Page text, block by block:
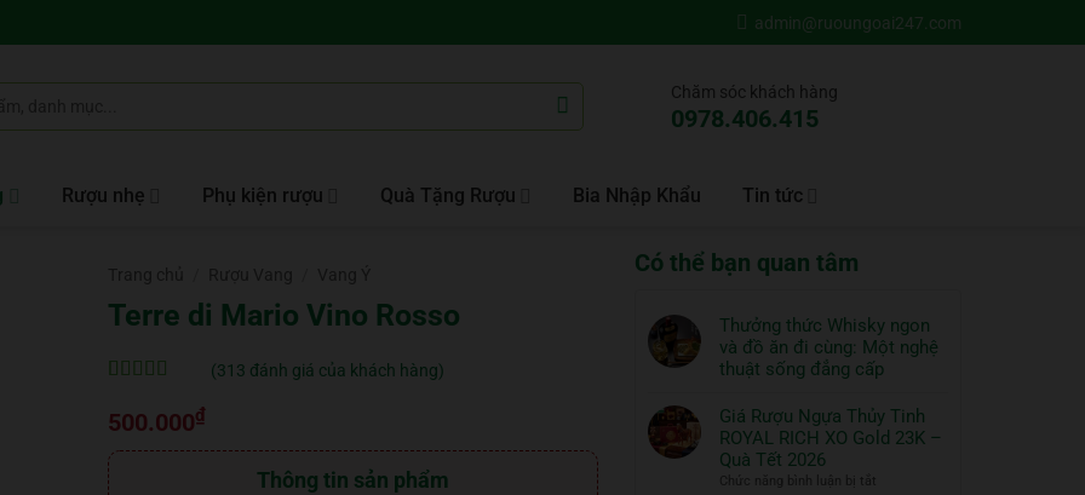
admin@ruoungoai247.com
Chăm sóc khách hàng
0978.406.415
Rượu nhẹ Phụ kiện rượu Quà Tặng Rượu Bia Nhập Khẩu Tin tức
Có thể bạn quan tâm
Thưởng thức Whisky ngon
và đồ ăn đi cùng: Một nghệ
thuật sống đẳng cấp
có
bình
luận
Giá Rượu Ngựa Thủy Tinh
ROYAL RICH XO Gold 23K –
Quà Tết 2026
Chức năng bình luận bị tắt
Terre di Mario Vino Rosso
trênđánh
giá
(313 đánh giá của khách hàng)
500.000₫
Thông tin sản phẩm